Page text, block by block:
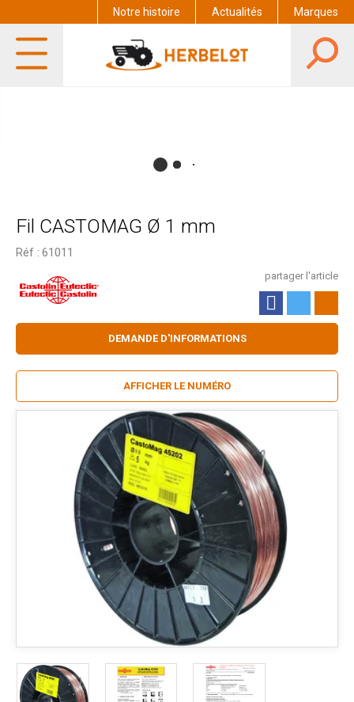
Notre histoire Actualités Marques
Fil CASTOMAG Ø 1 mm
Réf : 61011
partager l'article
DEMANDE D'INFORMATIONS
AFFICHER LE NUMÉRO